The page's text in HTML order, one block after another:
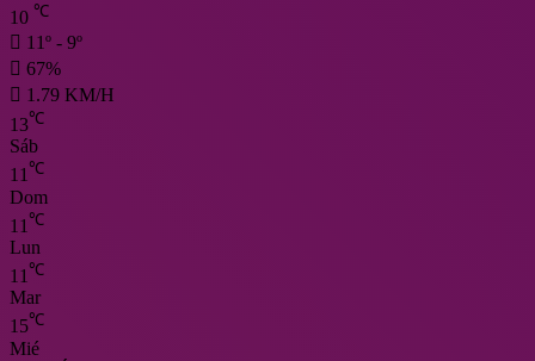
10 ℃
11º - 9º
67%
1.79 KM/H
13℃
Sáb
11℃
Dom
11 ℃
Lun
11 ℃
Mar
15℃
Mié